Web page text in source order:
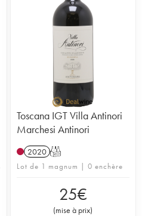
Toscana IGT Villa Antinori
Marchesi Antinori
2020 T
Lot de 1 magnum | 0 enchère
25€
(mise à prix)